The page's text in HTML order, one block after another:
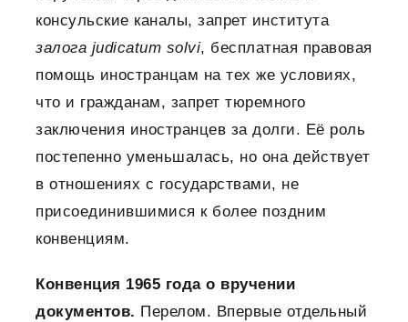
консульские каналы, запрет института
залога judicatum solvi, бесплатная правовая
помощь иностранцам на тех же условиях,
что и гражданам, запрет тюремного
заключения иностранцев за долги. Её роль
постепенно уменьшалась, но она действует
в отношениях с государствами, не
присоединившимися к более поздним
конвенциям.
Конвенция 1965 года о вручении
документов. Перелом. Впервые отдельный